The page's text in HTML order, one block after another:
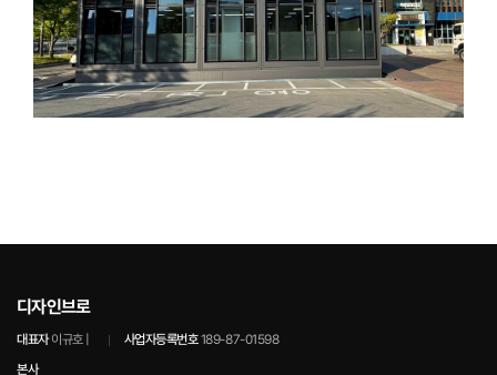
디자인브로
대표자이규호 | 사업자등록번호189-87-01598
본사